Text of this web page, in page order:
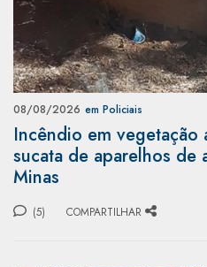
08/08/2026 em Policiais
Incêndio em vegetação
sucata de aparelhos de
Minas
(5) COMPARTILHAR